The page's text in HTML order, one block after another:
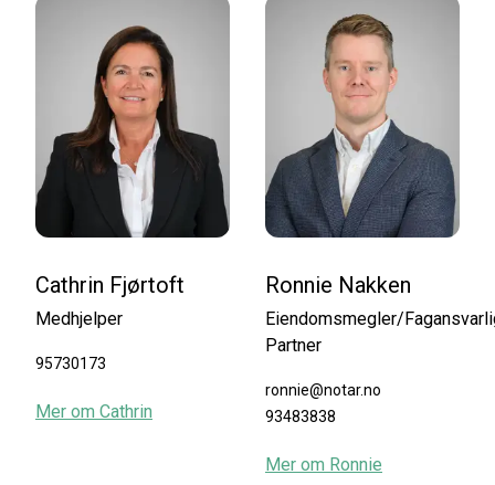
Cathrin Fjørtoft
Medhjelper
95730173
Mer om Cathrin
Ronnie Nakken
Eiendomsmegler/
Partner
ronnie@notar.no
93483838
Mer om Ronnie